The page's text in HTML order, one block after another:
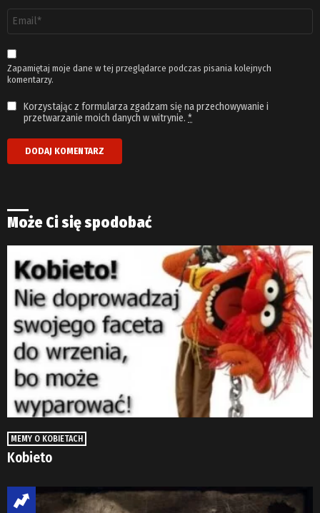
email
*
Zapamiętaj moje dane w tej przeglądarce podczas pisania kolejnych
komentarzy.
Korzystając z formularza zgadzam się na przechowywanie i
przetwarzanie moich danych w witrynie. *
Może Ci się spodobać
MEMY O KOBIETACH
Kobieto